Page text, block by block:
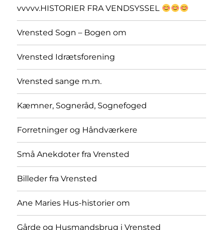
vvvvv.HISTORIER FRA VENDSYSSEL
Vrensted Sogn – Bogen om
Vrensted Idrætsforening
Vrensted sange m.m.
Kæmner, Sogneråd, Sognefoged
Forretninger og Håndværkere
Små Anekdoter fra Vrensted
Billeder fra Vrensted
Ane Maries Hus-historier om
Gårde og Husmandsbrug i Vrensted